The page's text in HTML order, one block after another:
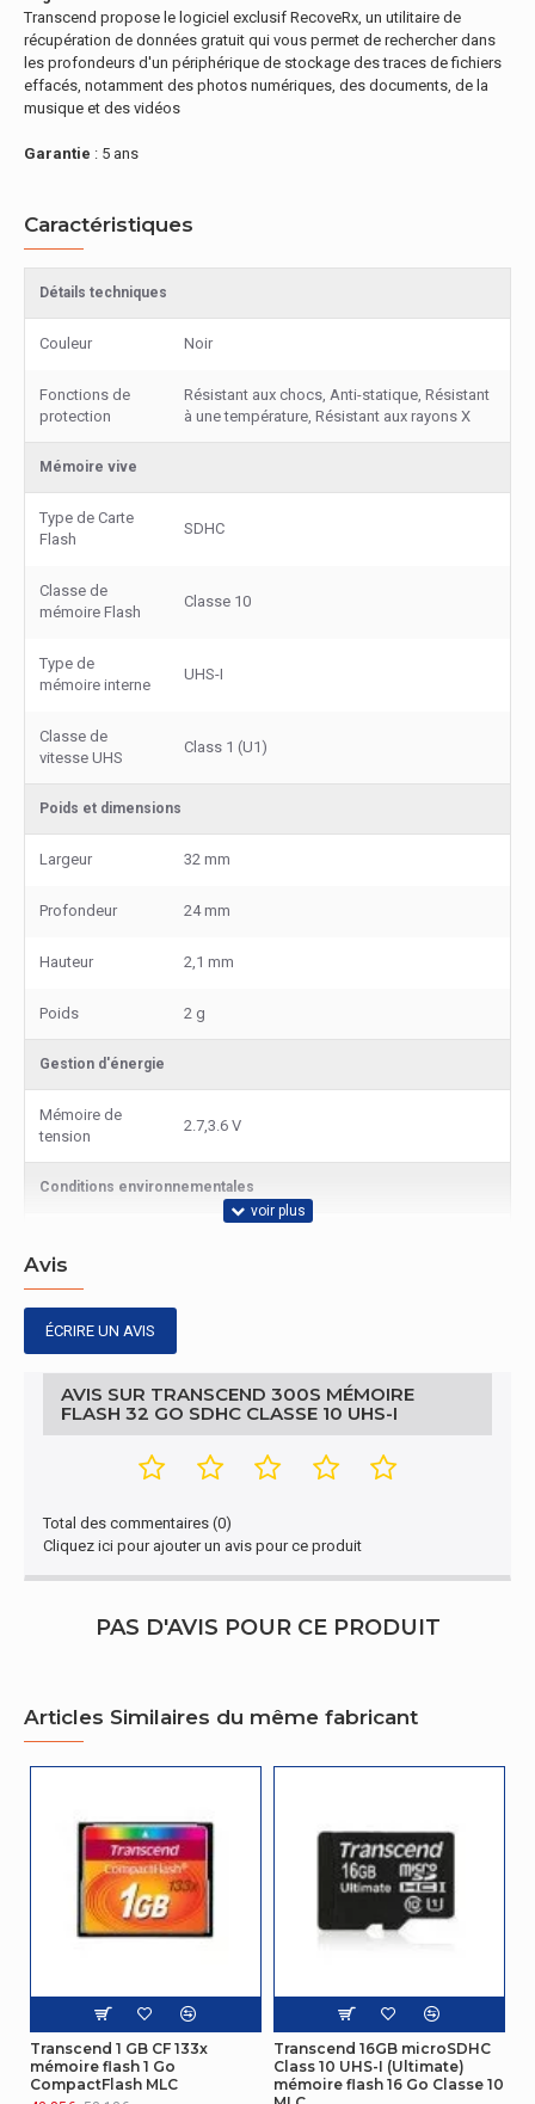
Transcend propose le logiciel exclusif RecoveRx, un utilitaire de
récupération de données gratuit qui vous permet de rechercher dans
les profondeurs d'un périphérique de stockage des traces de fichiers
effacés, notamment des photos numériques, des documents, de la
musique et des vidéos
Garantie : 5 ans
Caractéristiques
Détails techniques
Couleur Noir
Fonctions de
protection
Résistant aux chocs, Anti-statique, Résistant
à une température, Résistant aux rayons X
Mémoire vive
Type de Carte
Flash
SDHC
Classe de
mémoire Flash
Classe 10
Type de
mémoire interne
UHS-I
Classe de
vitesse UHS
Class 1 (U1)
Poids et dimensions
Largeur 32 mm
Profondeur 24 mm
Hauteur 2,1 mm
Poids 2 g
Gestion d'énergie
Mémoire de
tension
2.7,3.6 V
Conditions environnementales
d'opération
Autres caractéristiques
Contenu de l'emballage
1 pièce(s)
Capacité 32 Go
Vitesse de
Vitesse
45 Mo/s
Certification CE, FCC, BSMI
Design
Humidité :
1 m
Performance
Résistance 10000 cycles par secteur logique
Avis
ÉCRIRE UN AVIS
AVIS SUR TRANSCEND 300S MÉMOIRE
FLASH 32 GO SDHC CLASSE 10 UHS-I
Total des commentaires (0)
Cliquez ici pour ajouter un avis pour ce produit
PAS D'AVIS POUR CE PRODUIT
Articles Similaires du même fabricant
Transcend 1 GB CF 133x
mémoire flash 1 Go
CompactFlash MLC
Transcend 16GB microSDHC
Class 10 UHS-I (Ultimate)
mémoire flash 16 Go Classe 10